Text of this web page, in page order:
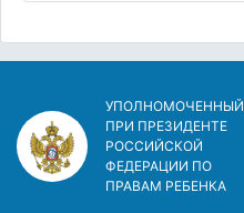
УПОЛНОМОЧЕННЫЙ
ПРИ ПРЕЗИДЕНТЕ
РОССИЙСКОЙ
ФЕДЕРАЦИИ ПО
ПРАВАМ РЕБЕНКА